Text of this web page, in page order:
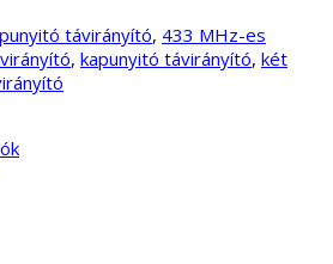
távirányító, 433 MHz-es
, kapunyitó távirányító, két